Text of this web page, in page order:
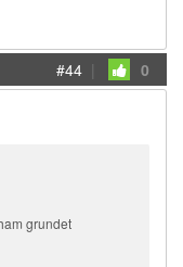
#44 | 0
grundet